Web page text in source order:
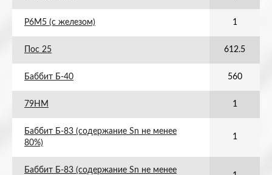
Р6М5 (с железом) 1
Пос 25 612.5
Баббит Б-40 560
79НМ 1
Баббит Б-83 (содержание Sn не менее
80%)
1
Баббит Б-83 (содержание Sn не менее